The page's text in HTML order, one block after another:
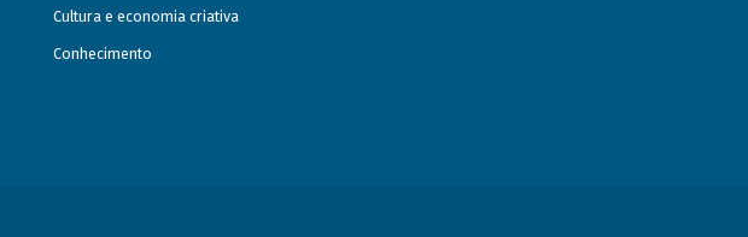
Cultura e economia criativa
Conhecimento